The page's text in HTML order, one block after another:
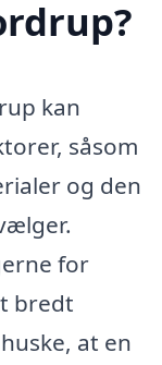
kan
såsom
og den
for
bredt
at en